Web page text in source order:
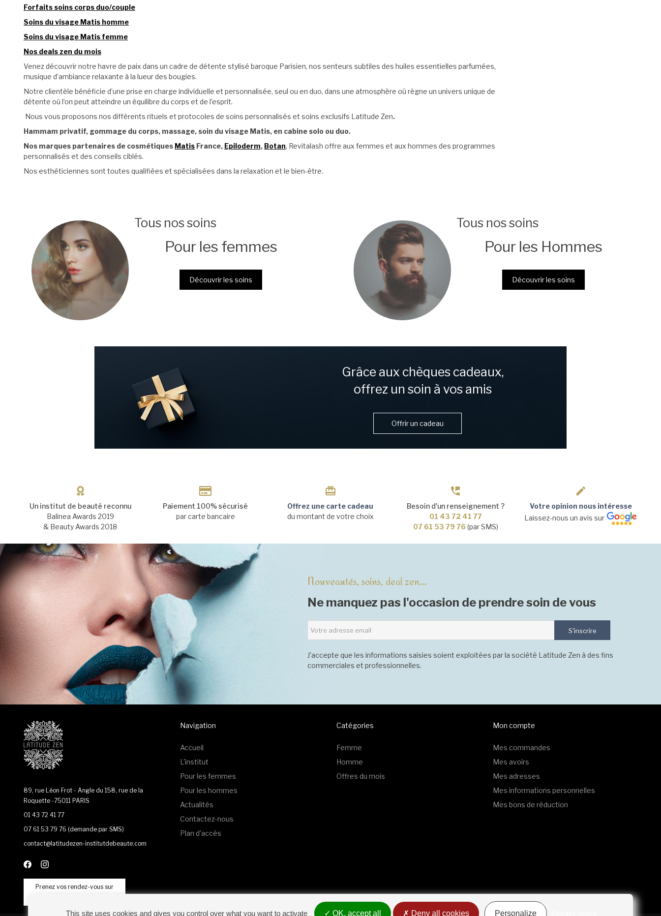
Forfaits soins corps duo/couple
Soins du visage Matis homme
Soins du visage Matis femme
Nos deals zen du mois
Venez découvrir notre havre de paix dans un cadre de détente stylisé baroque Parisien, nos senteurs subtiles des huiles essentielles parfumées,
musique d’ambiance relaxante à la lueur des bougies.
Notre clientèle bénéficie d’une prise en charge individuelle et personnalisée, seul ou en duo, dans une atmosphère où règne un univers unique de
détente où l’on peut atteindre un équilibre du corps et de l’esprit.
Nous vous proposons nos différents rituels et protocoles de soins personnalisés et soins exclusifs Latitude Zen.
Hammam privatif, gommage du corps, massage, soin du visage Matis, en cabine solo ou duo.
Nos marques partenaires de cosmétiques Matis France, Epiloderm, Botan, Revitalash offre aux femmes et aux hommes des programmes
personnalisés et des conseils ciblés.
Nos esthéticiennes sont toutes qualifiées et spécialisées dans la relaxation et le bien-être.
Tous nos soins
Pour les femmes
Découvrir les soins
Tous nos soins
Pour les Hommes
Découvrir les soins
Grâce aux chèques cadeaux,
offrez un soin à vos amis
Offrir un cadeau
Un institut de beauté reconnu
Balinea Awards 2019
& Beauty Awards 2018
Paiement 100% sécurisé
par carte bancaire
Offrez une carte cadeau
du montant de votre choix
Besoin d'un renseignement ?
01 43 72 41 77
07 61 53 79 76 (par SMS)
Votre opinion nous intéresse
Laissez-nous un avis sur
Nouveautés, soins, deal zen...
Ne manquez pas l'occasion de prendre soin de vous
S'inscrire
J'accepte que les informations saisies soient exploitées par la société Latitude Zen à des fins
commerciales et professionnelles.
89, rue Léon Frot - Angle du 158, rue de la
Roquette -75011 PARIS
01 43 72 41 77
07 61 53 79 76 (demande par SMS)
contact@latitudezen-institutdebeaute.com
Prenez vos rendez-vous sur
Navigation
Accueil
L'institut
Pour les femmes
Pour les hommes
Actualités
Contactez-nous
Plan d'accès
Catégories
Femme
Homme
Offres du mois
Mon compte
Mes commandes
Mes avoirs
Mes adresses
Mes informations personnelles
Mes bons de réduction
This site uses cookies and gives you control over what you want to activate OK, accept all Deny all cookies Personalize